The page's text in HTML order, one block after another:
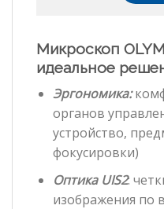
Микроскоп
идеальное
Эргономика:
органов
устройство,
фокусировки)
Оптика UIS2:
изображения по